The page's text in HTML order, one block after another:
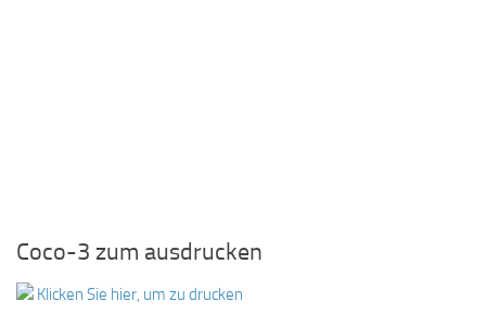
Coco-3 zum ausdrucken
Klicken Sie hier, um zu drucken